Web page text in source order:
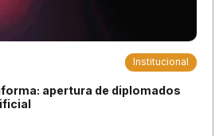
Institucional
apertura de diplomados